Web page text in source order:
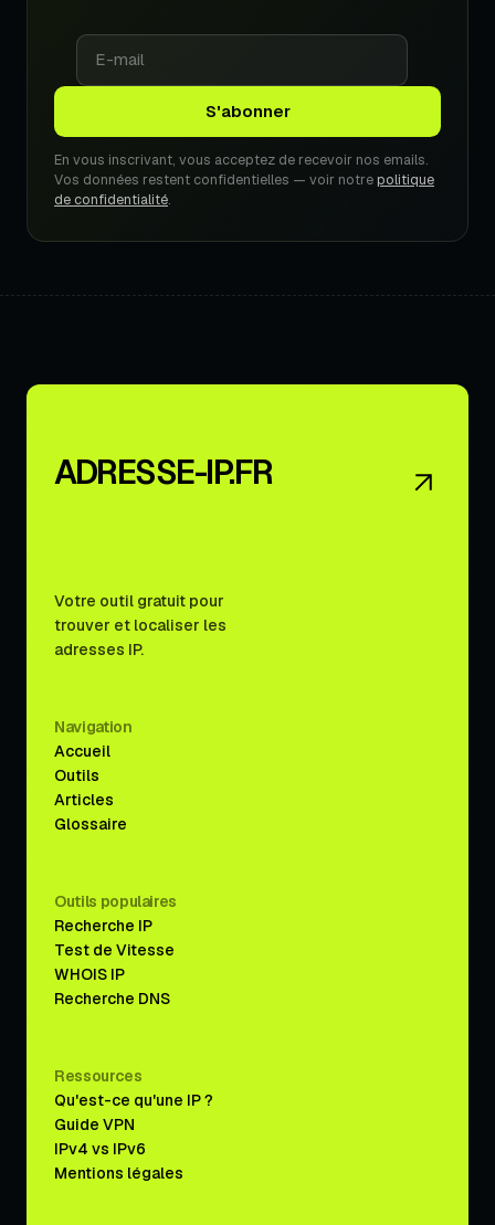
En vous inscrivant, vous acceptez de recevoir nos emails.
Vos données restent confidentielles — voir notrepolitique
de confidentialité.
ADRESSE-IP.FR
Votre outil gratuit pour
trouver et localiser les
adresses IP.
Navigation
Accueil
Outils
Articles
Glossaire
Outils populaires
Recherche IP
Test de Vitesse
WHOIS IP
Recherche DNS
Ressources
Qu'est-ce qu'une IP ?
Guide VPN
IPv4 vs IPv6
Mentions légales